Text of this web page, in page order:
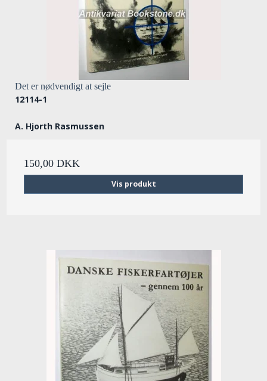
Det er nødvendigt at sejle
12114-1
A. Hjorth Rasmussen
150,00 DKK
Vis produkt